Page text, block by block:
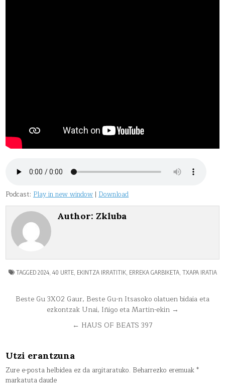
Podcast:Play in new window|Download
Author:Zkluba
TAGGED 2024, 40 URTE, EKINTZA IRRATITIK, ERREKA GARBIKETA, TXAPA IRATIA
Bidalketetan
Beste Gu 3X02 Gaur, Beste Gu-n Itsasoko olatuen bidaia eta
ezkontzak Unai, Iñigo eta Martin-ekin →
← HAUS OF BEATS 397
Utzi erantzuna
Zure e-posta helbidea ez da argitaratuko. Beharrezko eremuak*
markatuta daude